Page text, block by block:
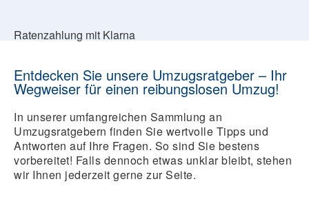
Ratenzahlung mit Klarna
Entdecken Sie unsere Umzugsratgeber – Ihr
Wegweiser für einen reibungslosen Umzug!
In unserer umfangreichen Sammlung an
Umzugsratgebern finden Sie wertvolle Tipps und
Antworten auf Ihre Fragen. So sind Sie bestens
vorbereitet! Falls dennoch etwas unklar bleibt, stehen
wir Ihnen jederzeit gerne zur Seite.